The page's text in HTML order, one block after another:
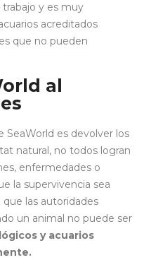
y es muy
acreditados
que no pueden
al
SeaWorld es devolver los
natural, no todos logran
enfermedades o
la supervivencia sea
las autoridades
un animal no puede ser
y acuarios